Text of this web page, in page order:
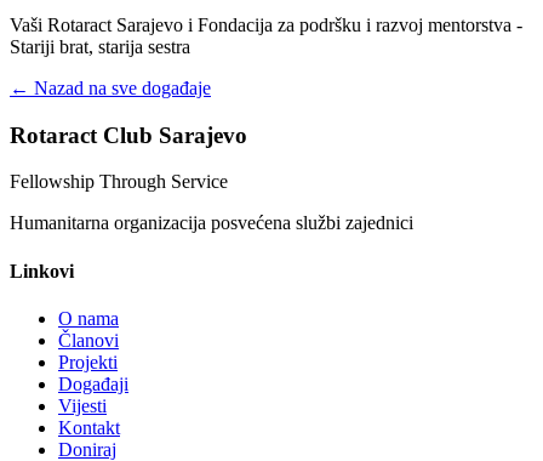
Vaši Rotaract Sarajevo i Fondacija za podršku i razvoj mentorstva -
Stariji brat, starija sestra
← Nazad na sve događaje
Rotaract Club Sarajevo
Fellowship Through Service
Humanitarna organizacija posvećena službi zajednici
Linkovi
O nama
Članovi
Projekti
Događaji
Vijesti
Kontakt
Doniraj